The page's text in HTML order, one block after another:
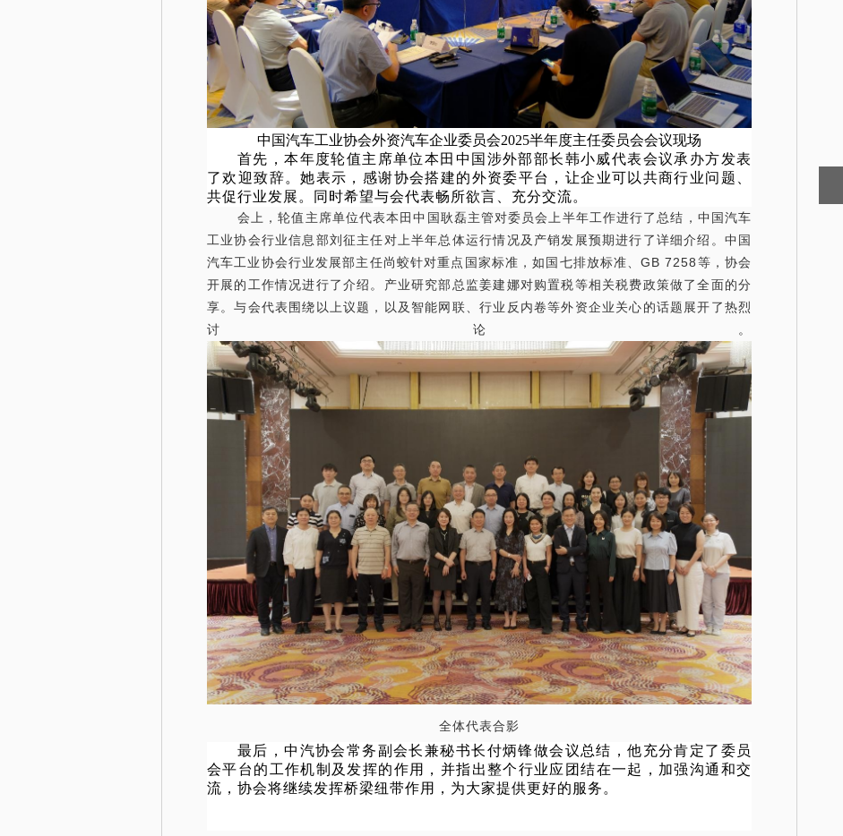
中国汽车工业协会外资汽车企业委员会2025半年度主任委员会会议现场
首先，本年度轮值主席单位本田中国涉外部部长韩小威代表会议承办方发表
了欢迎致辞。她表示，感谢协会搭建的外资委平台，让企业可以共商行业问题、
共促行业发展。同时希望与会代表畅所欲言、充分交流。
会上，轮值主席单位代表本田中国耿磊主管对委员会上半年工作进行了总结，中国汽车
工业协会行业信息部刘征主任对上半年总体运行情况及产销发展预期进行了详细介绍。中国
汽车工业协会行业发展部主任尚蛟针对重点国家标准，如国七排放标准、GB 7258等，协会
开展的工作情况进行了介绍。产业研究部总监姜建娜对购置税等相关税费政策做了全面的分
享。与会代表围绕以上议题，以及智能网联、行业反内卷等外资企业关心的话题展开了热烈
讨论。
全体代表合影
最后，中汽协会常务副会长兼秘书长付炳锋做会议总结，他充分肯定了委员
会平台的工作机制及发挥的作用，并指出整个行业应团结在一起，加强沟通和交
流，协会将继续发挥桥梁纽带作用，为大家提供更好的服务。